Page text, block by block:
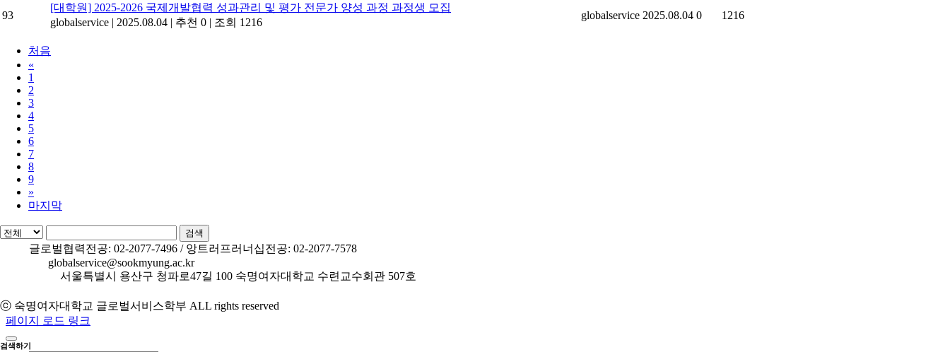
93
[대학원] 2025-2026 국제개발협력 성과관리 및 평가 전문가 양성 과정 과정생 모집
globalservice | 2025.08.04 | 추천 0 | 조회 1216
globalservice 2025.08.04 0 1216
처음
«
1
2
3
4
5
6
7
8
9
»
마지막
검색
글로벌협력전공: 02-2077-7496 / 앙트러프러너십전공: 02-2077-7578
globalservice@sookmyung.ac.kr
서울특별시 용산구 청파로47길 100 숙명여자대학교 수련교수회관 507호
ⓒ 숙명여자대학교 글로벌서비스학부 ALL rights reserved
페이지 로드 링크
검색하기